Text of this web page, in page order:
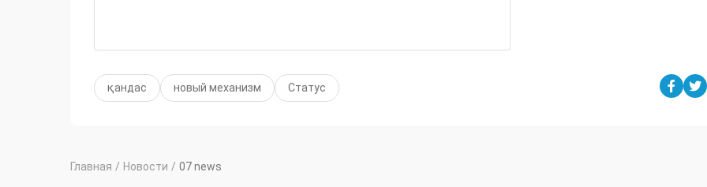
қандас новый механизм Статус
Главная / Новости / 07 news